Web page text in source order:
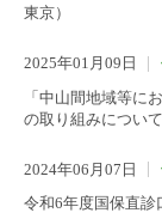
東京）
2025年01月09日
「中山間地域等に
の取り組みについ
2024年06月07日
令和6年度国保直診